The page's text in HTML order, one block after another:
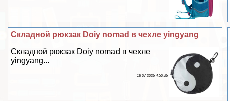
Складной рюкзак Doiy nomad в чехле yingyang
Складной рюкзак Doiy nomad в чехле
yingyang...
18 07 2026 4:50:36